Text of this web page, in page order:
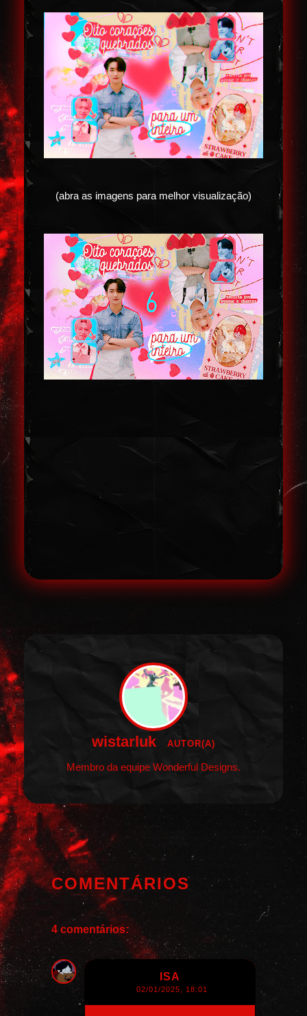
(abra as imagens para melhor visualização)
wistarluk AUTOR(A)
Membro da equipe Wonderful Designs.
COMENTÁRIOS
4 comentários:
ISA
02/01/2025, 18:01